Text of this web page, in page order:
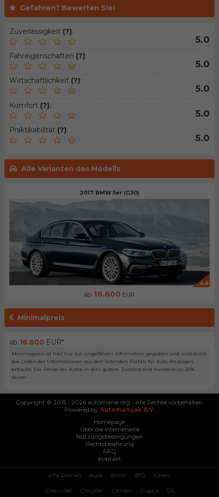
Gefahren? Bewerten Sie!
Zuverlässigkeit (?):
5.0
Fahreigenschaften (?):
5.0
Wirtschaftlichkeit (?):
5.0
Komfort (?):
5.0
Praktikabilität (?):
5.0
Alle Varianten des Modells
2017 BMW 5er (G30)
4.8
ab: 16.600 EUR
Minimalpreis
ab 16.600 EUR*
Minimalpreis ist hier nur zur ungefähren Information gegeben und wird durch
das Laden der Informationen aus den leitenden Portals für Auto-Anzeigen
erfrischt. Die Preise der Autos in sehr gutem Zustand sind meistens ca. 20%
teurer.
Copyright © 2015 - 2026 automanie.org - Alle Rechte vorbehalten.
Powered by Automanijak B.V.
Homepage
Über die Internetseite
Nutzungsbedingungen
Rechtsbelehrung
FAQ
Kontakt
Alfa Romeo Audi BMW BYD Chery
Chevrolet Chrysler Citroen Cupra DS